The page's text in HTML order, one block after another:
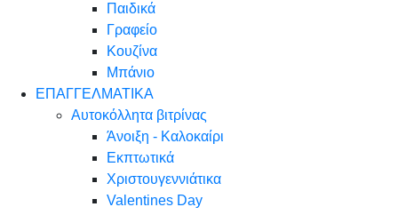
Παιδικά
Γραφείο
Κουζίνα
Μπάνιο
ΕΠΑΓΓΕΛΜΑΤΙΚΑ
Αυτοκόλλητα βιτρίνας
Άνοιξη - Καλοκαίρι
Εκπτωτικά
Χριστουγεννιάτικα
Valentines Day